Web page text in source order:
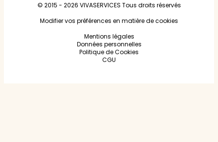
© 2015 - 2026 VIVASERVICES Tous droits réservés
Modifier vos préférences en matière de cookies
Mentions légales
Données personnelles
Politique de Cookies
CGU